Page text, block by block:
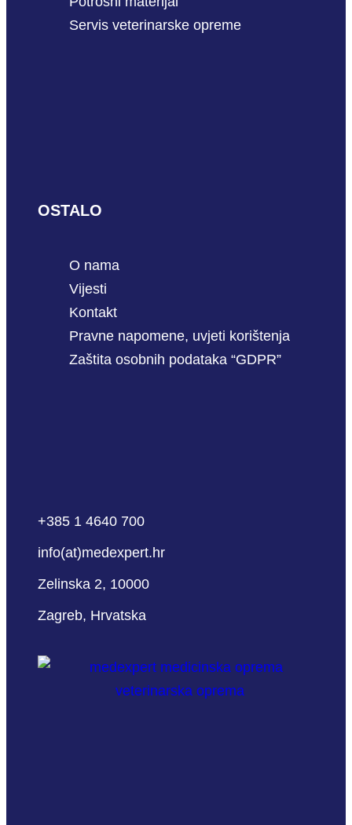
Servis veterinarske opreme
OSTALO
O nama
Vijesti
Kontakt
Pravne napomene, uvjeti korištenja
Zaštita osobnih podataka “GDPR”
+385 1 4640 700
info(at)medexpert.hr
Zelinska 2, 10000
Zagreb, Hrvatska